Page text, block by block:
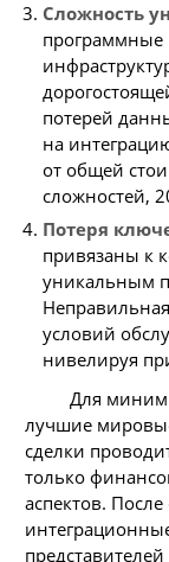
Сложность
потерей
на
от общей
сложностей,
Потеря
привязаны к
уникальным
условий
нивелируя
Для
лучшие
сделки
только
аспектов.